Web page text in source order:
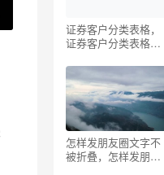
证券客户分类表格，
证券客户分类表格模
怎样发朋友圈文字不
被折叠，怎样发朋友